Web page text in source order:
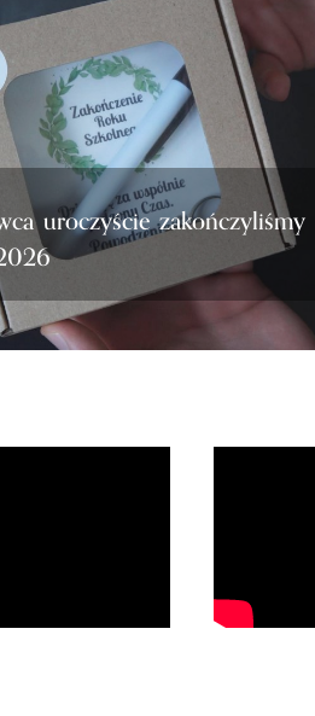
uroczyście zakończyliśmy